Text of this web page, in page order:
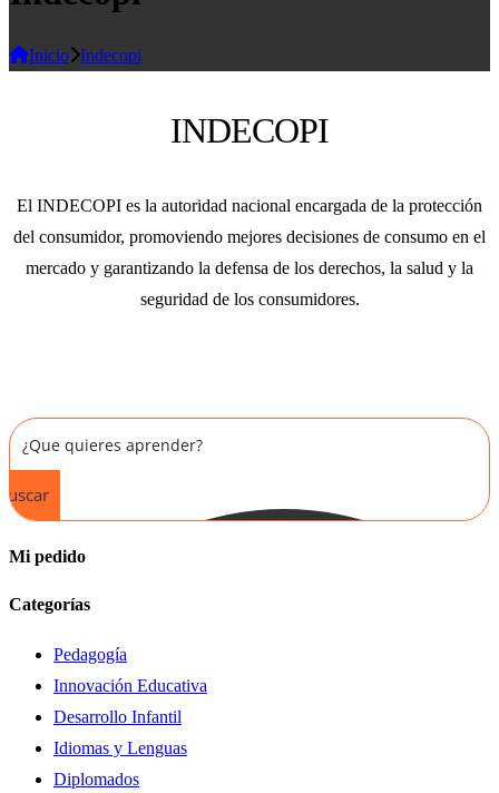
Inicio Indecopi
INDECOPI
El INDECOPI es la autoridad nacional encargada de la protección
del consumidor, promoviendo mejores decisiones de consumo en el
mercado y garantizando la defensa de los derechos, la salud y la
seguridad de los consumidores.
Mi pedido
Categorías
Pedagogía
Innovación Educativa
Desarrollo Infantil
Idiomas y Lenguas
Diplomados